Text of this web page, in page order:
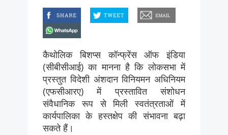
कैथोलिक बिशप्स कॉन्फ्रेंस ऑफ इंडिया
(सीबीसीआई) का मानना है कि लोकसभा में
प्रस्तुत विदेशी अंशदान विनियमन अधिनियम
(एफसीआरए) में प्रस्तावित संशोधन
संवैधानिक रूप से मिली स्वतंत्रताओं में
कार्यपालिका के हस्तक्षेप की संभावना बढ़ा
सकते हैं।